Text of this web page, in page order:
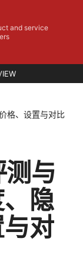
and service
格、设置与对比
与
隐
对